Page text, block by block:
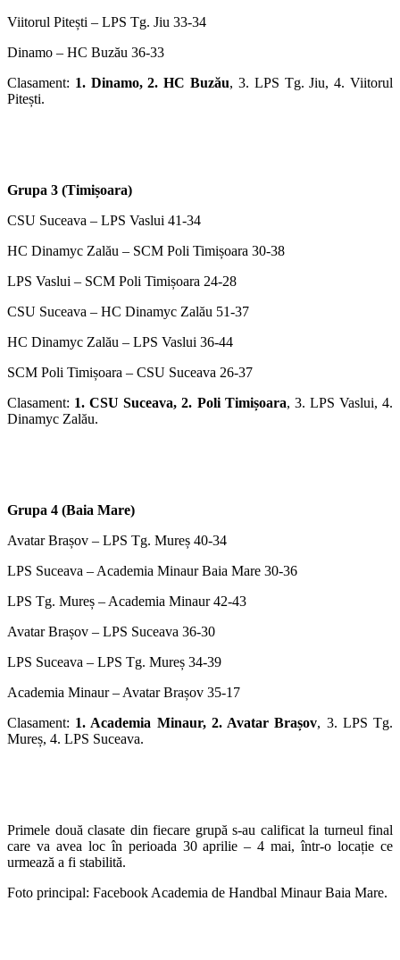
Viitorul Pitești – LPS Tg. Jiu 33-34
Dinamo – HC Buzău 36-33
Clasament: 1. Dinamo, 2. HC Buzău, 3. LPS Tg. Jiu, 4. Viitorul
Pitești.
Grupa 3 (Timișoara)
CSU Suceava – LPS Vaslui 41-34
HC Dinamyc Zalău – SCM Poli Timișoara 30-38
LPS Vaslui – SCM Poli Timișoara 24-28
CSU Suceava – HC Dinamyc Zalău 51-37
HC Dinamyc Zalău – LPS Vaslui 36-44
SCM Poli Timișoara – CSU Suceava 26-37
Clasament: 1. CSU Suceava, 2. Poli Timișoara, 3. LPS Vaslui, 4.
Dinamyc Zalău.
Grupa 4 (Baia Mare)
Avatar Brașov – LPS Tg. Mureș 40-34
LPS Suceava – Academia Minaur Baia Mare 30-36
LPS Tg. Mureș – Academia Minaur 42-43
Avatar Brașov – LPS Suceava 36-30
LPS Suceava – LPS Tg. Mureș 34-39
Academia Minaur – Avatar Brașov 35-17
Clasament: 1. Academia Minaur, 2. Avatar Brașov, 3. LPS Tg.
Mureș, 4. LPS Suceava.
Primele două clasate din fiecare grupă s-au calificat la turneul final
care va avea loc în perioada 30 aprilie – 4 mai, într-o locație ce
urmează a fi stabilită.
Foto principal: Facebook Academia de Handbal Minaur Baia Mare.